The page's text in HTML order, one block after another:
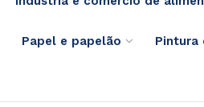
Papel e papelão Pintura